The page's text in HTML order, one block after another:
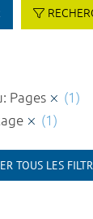
Pages
(1)
(1)
TOUS LES